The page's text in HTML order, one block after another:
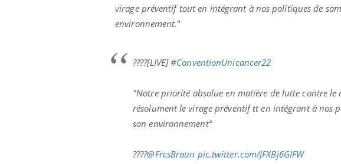
virage préventif tout en intégrant à nos politiques de
environnement."
????[LIVE]#ConventionUnicancer22
"Notre priorité absolue en matière de lutte contre
résolument le virage préventif tt en intégrant à nos
son environnement"
????️@FrcsBraun pic.twitter.com/JFXBj6GIFW
Pourquoi votre ventre
gâche-t-il les premiers